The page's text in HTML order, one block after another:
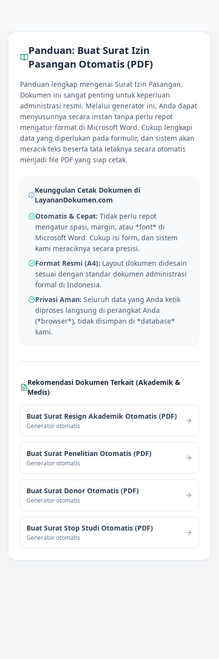
Panduan: Buat Surat Izin
Pasangan Otomatis (PDF)
Panduan lengkap mengenai Surat Izin Pasangan.
Dokumen ini sangat penting untuk keperluan
administrasi resmi. Melalui generator ini, Anda dapat
menyusunnya secara instan tanpa perlu repot
mengatur format di Microsoft Word. Cukup lengkapi
data yang diperlukan pada formulir, dan sistem akan
meracik teks beserta tata letaknya secara otomatis
menjadi file PDF yang siap cetak.
Keunggulan Cetak Dokumen di
LayananDokumen.com
Otomatis & Cepat: Tidak perlu repot
mengatur spasi, margin, atau *font* di
Microsoft Word. Cukup isi form, dan sistem
kami meraciknya secara presisi.
Format Resmi (A4): Layout dokumen didesain
sesuai dengan standar dokumen administrasi
formal di Indonesia.
Privasi Aman: Seluruh data yang Anda ketik
diproses langsung di perangkat Anda
(*browser*), tidak disimpan di *database*
kami.
Rekomendasi Dokumen Terkait (Akademik &
Medis)
Buat Surat Resign Akademik Otomatis (PDF)
Generator otomatis
Buat Surat Penelitian Otomatis (PDF)
Generator otomatis
Buat Surat Donor Otomatis (PDF)
Generator otomatis
Buat Surat Stop Studi Otomatis (PDF)
Generator otomatis